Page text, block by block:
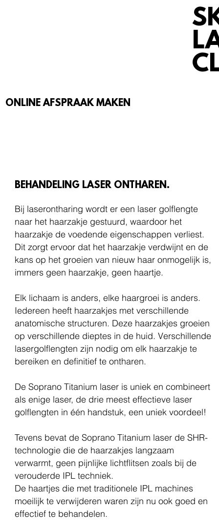
ONLINE AFSPRAAK MAKEN
BEHANDELING LASER ONTHAREN.
Bij laserontharing wordt er een laser golflengte
naar het haarzakje gestuurd, waardoor het
haarzakje de voedende eigenschappen verliest.
Dit zorgt ervoor dat het haarzakje verdwijnt en de
kans op het groeien van nieuw haar onmogelijk is,
immers geen haarzakje, geen haartje.
Elk lichaam is anders, elke haargroei is anders.
Iedereen heeft haarzakjes met verschillende
anatomische structuren. Deze haarzakjes groeien
op verschillende dieptes in de huid. Verschillende
lasergolflengten zijn nodig om elk haarzakje te
bereiken en definitief te ontharen.
De Soprano Titanium laser is uniek en combineert
als enige laser, de drie meest effectieve laser
golflengten in één handstuk, een uniek voordeel!
Tevens bevat de Soprano Titanium laser de SHR-
technologie die de haarzakjes langzaam
verwarmt, geen pijnlijke lichtflitsen zoals bij de
verouderde IPL techniek.
De haartjes die met traditionele IPL machines
moeilijk te verwijderen waren zijn nu ook goed en
effectief te behandelen.